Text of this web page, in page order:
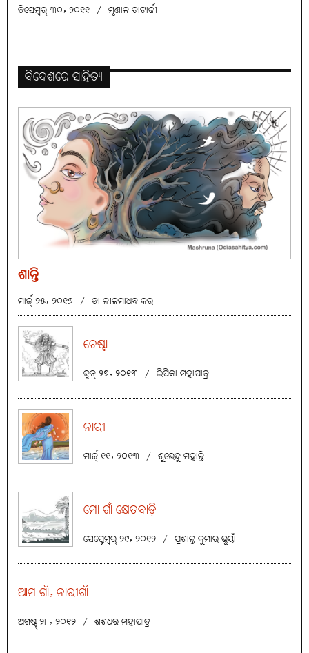
ଡିସେମ୍ବର୍ ୩୦, ୨୦୧୧ / ମୃଣାଳ ଚାଟାର୍ଜୀ
ବିଦେଶରେ ସାହିତ୍ୟ
ଶାନ୍ତି
ମାର୍ଚ୍ଚ୍ ୨୫, ୨୦୧୭ / ଡା ନୀଳମାଧବ କର
ଚେଷ୍ଟା
ଜୁନ୍ ୨୭, ୨୦୧୩ / ଲିପିକା ମହାପାତ୍ର
ନାରୀ
ମାର୍ଚ୍ଚ୍ ୧୧, ୨୦୧୩ / ଶୁଭେନ୍ଦୁ ମହାନ୍ତି
ମୋ ଗାଁ କ୍ଷେତବାଡ଼ି
ସେପ୍ଟେମ୍ବର୍ ୨୯, ୨୦୧୨ / ପ୍ରଶାନ୍ତ କୁମାର ଭୂୟାଁ
ଆମ ଗାଁ, ନାରୀଗାଁ
ଅଗଷ୍ଟ୍ ୨୮, ୨୦୧୨ / ଶଶଧର ମହାପାତ୍ର